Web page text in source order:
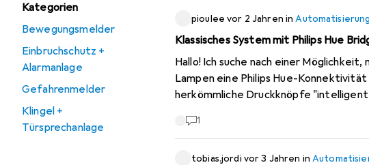
Kategorien
Bewegungsmelder
Einbruchschutz +
Alarmanlage
Gefahrenmelder
Klingel +
Türsprechanlage
pioulee vor 2 Jahren inAutomatisierung
Klassisches System mit Philips Hue
Hallo! Ich suche nach einer
Lampen eine Philips Hue-
herkömmliche Druckknöpfe "intelligent"
Danke für deine Ratschläge
1
tobias.jordi vor 3 Jahren in